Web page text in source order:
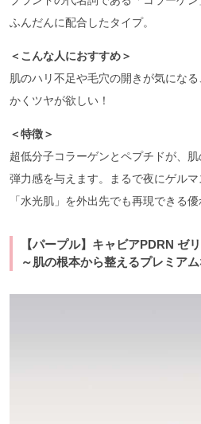
ふんだんに配合したタイプ。
＜こんな人におすすめ＞
肌のハリ不足や毛穴の開きが気にな
かくツヤが欲しい！
＜特徴＞
超低分子コラーゲンとペプチドが、
弾力感を与えます。まるで夜にゲル
「水光肌」を外出先でも再現できる優
【パープル】キャビアPDRN ゼ
～肌の根本から整えるプレミア